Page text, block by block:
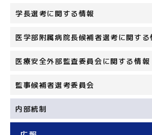
学長選考に関する情報
医学部附属病院長候補者選考に関する
医療安全外部監査委員会に関する情報
監事候補者選考委員会
内部統制